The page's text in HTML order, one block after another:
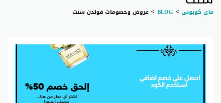
ماي كوبوني>
BLOG
> عروض وخصومات قولدن سنت